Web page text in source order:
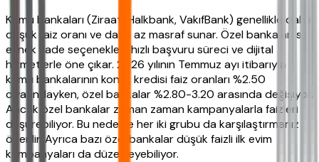
Kamu bankaları (Ziraat, Halkbank, VakıfBank) genellikle daha
düşük faiz oranı ve daha az masraf sunar. Özel bankalar ise
esnek vade seçenekleri, hızlı başvuru süreci ve dijital
hizmetlerle öne çıkar. 2026 yılının Temmuz ayı itibarıyla
kamu bankalarının konut kredisi faiz oranları %2.50
civarındayken, özel bankalar %2.80-3.20 arasında değişiyor.
Ancak özel bankalar zaman zaman kampanyalarla faizleri
düşürebiliyor. Bu nedenle her iki grubu da karşılaştırmanız
önerilir. Ayrıca bazı özel bankalar düşük faizli ilk evim
kampanyaları da düzenleyebiliyor.